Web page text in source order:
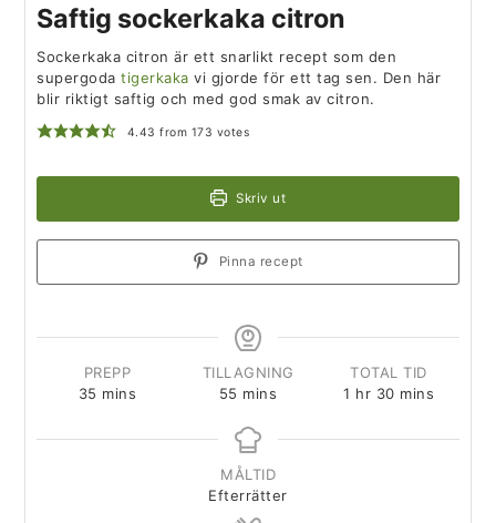
Saftig sockerkaka citron
Sockerkaka citron är ett snarlikt recept som den
supergodatigerkaka vi gjorde för ett tag sen. Den här
blir riktigt saftig och med god smak av citron.
4.43 from 173 votes
Skriv ut
Pinna recept
PREPP
35 mins
TILLAGNING
55 mins
TOTAL TID
1 hr 30 mins
MÅLTID
Efterrätter